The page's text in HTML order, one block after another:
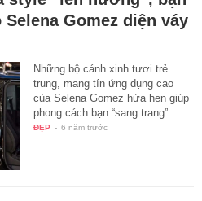
Gomez diện váy
Những bộ cánh xinh tươi trẻ
trung, mang tín ứng dụng cao
của Selena Gomez hứa hẹn giúp
phong cách bạn “sang trang”…
ĐẸP - 6 năm trước